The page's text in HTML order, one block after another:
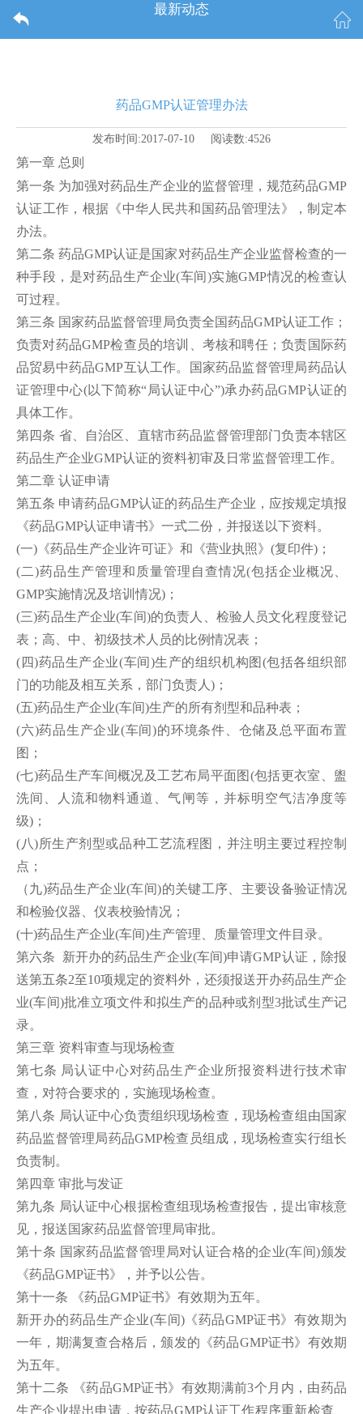
最新动态
药品GMP认证管理办法
发布时间:2017-07-10 阅读数:4526
第一章 总则
第一条 为加强对药品生产企业的监督管理，规范药品GMP
认证工作，根据《中华人民共和国药品管理法》，制定本
办法。
第二条 药品GMP认证是国家对药品生产企业监督检查的一
种手段，是对药品生产企业(车间)实施GMP情况的检查认
可过程。
第三条 国家药品监督管理局负责全国药品GMP认证工作；
负责对药品GMP检查员的培训、考核和聘任；负责国际药
品贸易中药品GMP互认工作。国家药品监督管理局药品认
证管理中心(以下简称“局认证中心”)承办药品GMP认证的
具体工作。
第四条 省、自治区、直辖市药品监督管理部门负责本辖区
药品生产企业GMP认证的资料初审及日常监督管理工作。
第二章 认证申请
第五条 申请药品GMP认证的药品生产企业，应按规定填报
《药品GMP认证申请书》一式二份，并报送以下资料。
(一)《药品生产企业许可证》和《营业执照》(复印件)；
(二)药品生产管理和质量管理自查情况(包括企业概况、
GMP实施情况及培训情况)；
(三)药品生产企业(车间)的负责人、检验人员文化程度登记
表；高、中、初级技术人员的比例情况表；
(四)药品生产企业(车间)生产的组织机构图(包括各组织部
门的功能及相互关系，部门负责人)；
(五)药品生产企业(车间)生产的所有剂型和品种表；
(六)药品生产企业(车间)的环境条件、仓储及总平面布置
图；
(七)药品生产车间概况及工艺布局平面图(包括更衣室、盥
洗间、人流和物料通道、气闸等，并标明空气洁净度等
级)；
(八)所生产剂型或品种工艺流程图，并注明主要过程控制
点；
（九)药品生产企业(车间)的关键工序、主要设备验证情况
和检验仪器、仪表校验情况；
(十)药品生产企业(车间)生产管理、质量管理文件目录。
第六条 新开办的药品生产企业(车间)申请GMP认证，除报
送第五条2至10项规定的资料外，还须报送开办药品生产企
业(车间)批准立项文件和拟生产的品种或剂型3批试生产记
录。
第三章 资料审查与现场检查
第七条 局认证中心对药品生产企业所报资料进行技术审
查，对符合要求的，实施现场检查。
第八条 局认证中心负责组织现场检查，现场检查组由国家
药品监督管理局药品GMP检查员组成，现场检查实行组长
负责制。
第四章 审批与发证
第九条 局认证中心根据检查组现场检查报告，提出审核意
见，报送国家药品监督管理局审批。
第十条 国家药品监督管理局对认证合格的企业(车间)颁发
《药品GMP证书》，并予以公告。
第十一条 《药品GMP证书》有效期为五年。
新开办的药品生产企业(车间)《药品GMP证书》有效期为
一年，期满复查合格后，颁发的《药品GMP证书》有效期
为五年。
第十二条 《药品GMP证书》有效期满前3个月内，由药品
生产企业提出申请，按药品GMP认证工作程序重新检查、